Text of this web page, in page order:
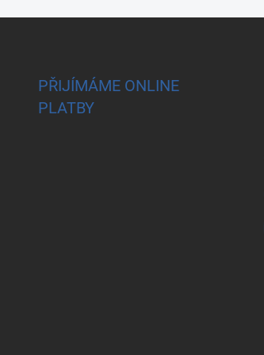
PŘIJÍMÁME ONLINE
PLATBY